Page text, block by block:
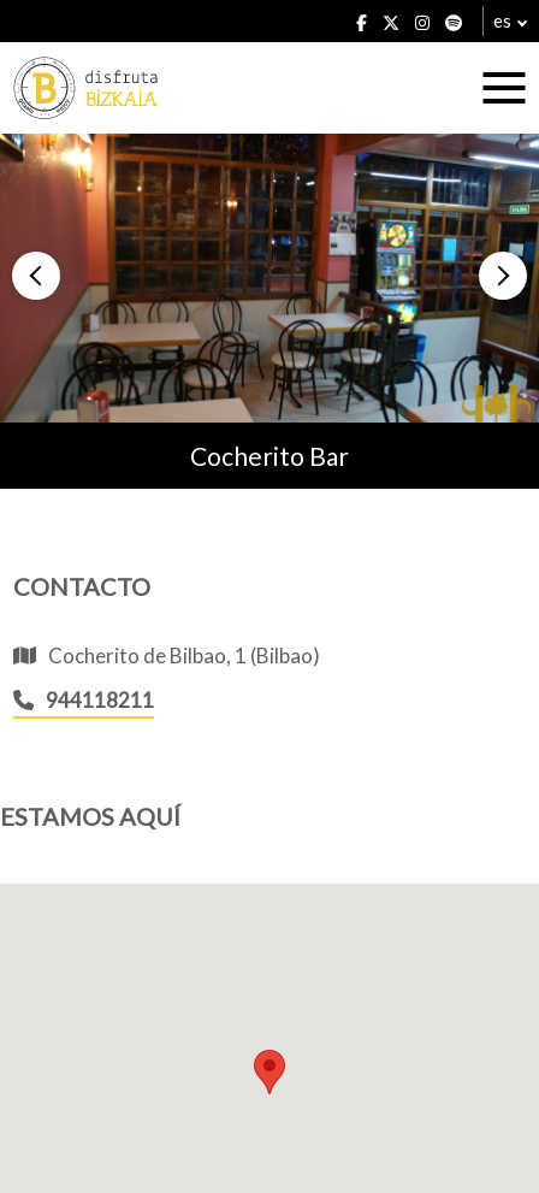
es
Alojamientos
Restaurantes
Planes
Añade tu negocio
Cocherito Bar
CONTACTO
Cocherito de Bilbao, 1 (Bilbao)
944118211
ESTAMOS AQUÍ